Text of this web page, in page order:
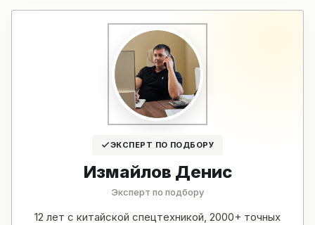
ЭКСПЕРТ ПО ПОДБОРУ
Измайлов Денис
Эксперт по подбору
12 лет с китайской спецтехникой, 2000+ точных